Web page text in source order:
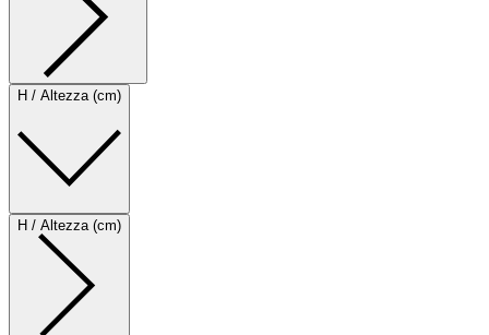
H / Altezza (cm)
H / Altezza (cm)